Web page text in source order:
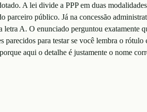
A lei divide a PPP em duas
parceiro público. Já na concessão
A. O enunciado perguntou exatamente
parecidos para testar se você lembra o
aqui o detalhe é justamente o nome